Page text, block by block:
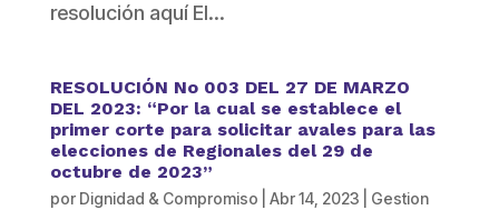
resolución aquí El...
RESOLUCIÓN No 003 DEL 27 DE MARZO
DEL 2023: “Por la cual se establece el
primer corte para solicitar avales para las
elecciones de Regionales del 29 de
octubre de 2023”
por Dignidad & Compromiso Abr 14, 2023
Gestion